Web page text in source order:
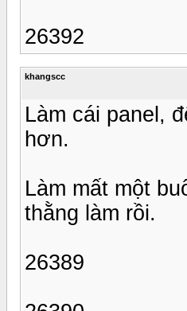
26392
khangscc
Làm cái panel,
hơn.
Làm mất một
thằng làm rồi.
26389